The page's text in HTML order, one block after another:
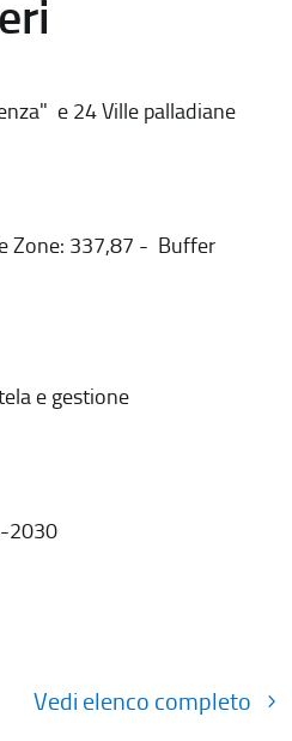
e 24 Ville palladiane
Zone: 337,87 - Buffer
e gestione
2030
Vedi elenco completo